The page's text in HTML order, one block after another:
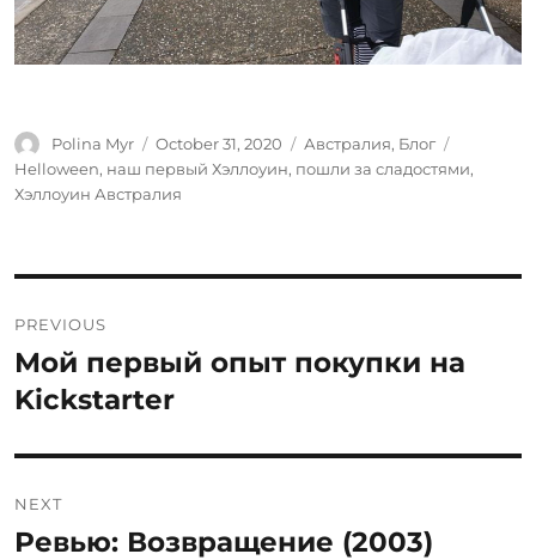
Author
Polina Myr
Posted
on
October 31, 2020 Categories
Австралия, Блог
Helloween, наш первый Хэллоуин, пошли за сладостями,
Хэллоуин Австралия
navigation
PREVIOUS
Previous
post:
Мой первый опыт покупки на
Kickstarter
NEXT
Next
Ревью: Возвращение (2003)